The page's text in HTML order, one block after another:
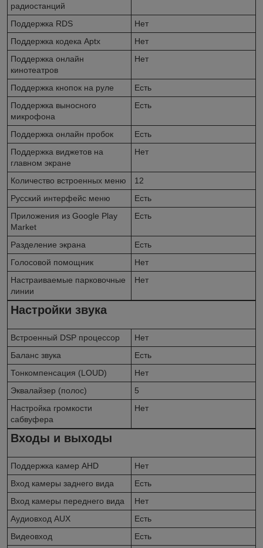
радиостанций
Поддержка RDS
Нет
Поддержка кодека Aptx
Нет
Поддержка онлайн
кинотеатров
Нет
Поддержка кнопок на руле
Есть
Поддержка выносного
микрофона
Есть
Поддержка онлайн пробок
Есть
Поддержка виджетов на
главном экране
Нет
Количество встроенных меню
12
Русский интерфейс меню
Есть
Приложения из Google Play
Market
Есть
Разделение экрана
Есть
Голосовой помощник
Нет
Настраиваемые парковочные
линии
Нет
Настройки звука
Встроенный DSP процессор
Нет
Баланс звука
Есть
Тонкомпенсация (LOUD)
Нет
Эквалайзер (полос)
5
Настройка громкости
сабвуфера
Нет
Входы и выходы
Поддержка камер AHD
Нет
Вход камеры заднего вида
Есть
Вход камеры переднего вида
Нет
Аудиовход AUX
Есть
Видеовход
Есть